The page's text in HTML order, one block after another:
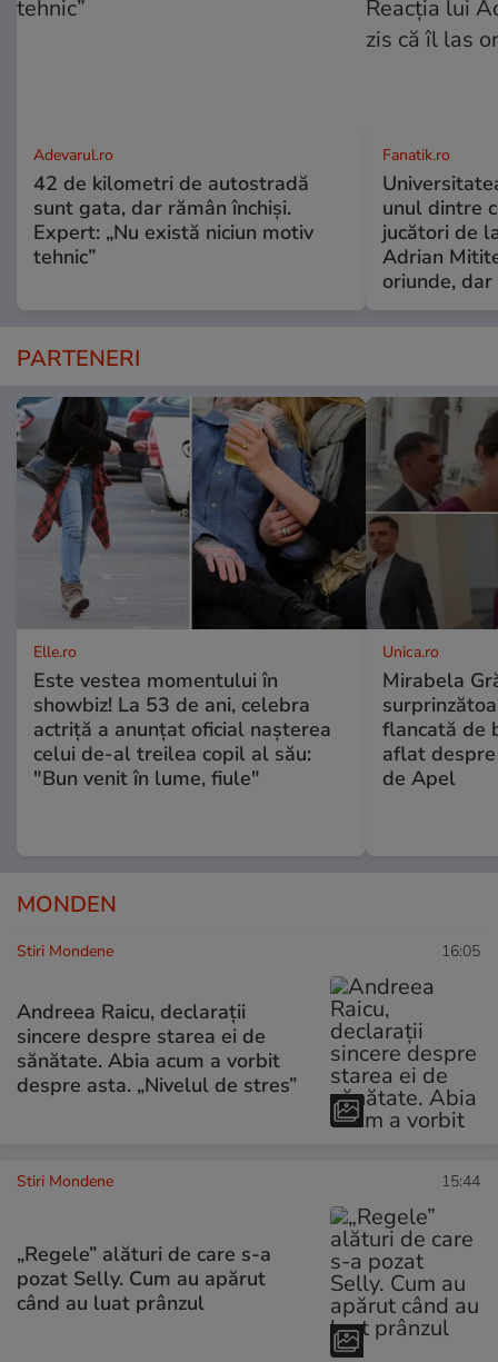
Adevarul.ro
42 de kilometri de autostradă
sunt gata, dar rămân închiși.
Expert: „Nu există niciun motiv
tehnic”
Fanatik.ro
unul dintre
jucători de
Adrian
oriunde, dar
PARTENERI
Elle.ro
Este vestea momentului în
showbiz! La 53 de ani, celebra
actriță a anunțat oficial nașterea
celui de-al treilea copil al său:
"Bun venit în lume, fiule"
Unica.ro
Mirabela
flancată de
aflat
de Apel
MONDEN
Stiri Mondene 16:05
Andreea Raicu, declarații
sincere despre starea ei de
sănătate. Abia acum a vorbit
despre asta. „Nivelul de stres”
Stiri Mondene 15:44
„Regele” alături de care s-a
pozat Selly. Cum au apărut
când au luat prânzul